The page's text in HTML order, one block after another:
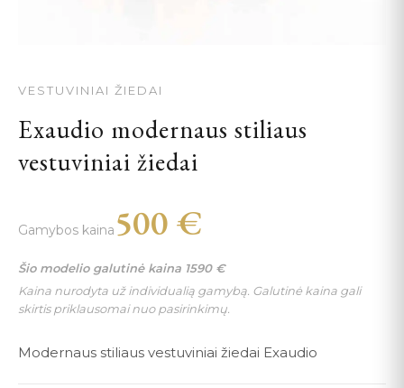
VESTUVINIAI ŽIEDAI
Exaudio modernaus stiliaus
vestuviniai žiedai
Gamybos kaina 500 €
Šio modelio galutinė kaina 1590 €
Kaina nurodyta už individualią gamybą. Galutinė kaina gali
skirtis priklausomai nuo pasirinkimų.
Modernaus stiliaus vestuviniai žiedai Exaudio